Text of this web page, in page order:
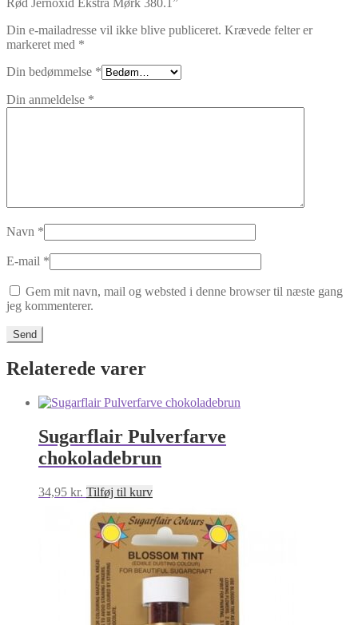
Din e-mailadresse vil ikke blive publiceret. Krævede felter er
markeret med *
Din bedømmelse *
Din anmeldelse *
Navn *
E-mail *
Gem mit navn, mail og websted i denne browser til næste gang
jeg kommenterer.
Relaterede varer
Sugarflair Pulverfarve
chokoladebrun
34,95 kr. Tilføj til kurv